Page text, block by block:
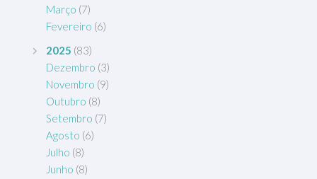
Março (7)
Fevereiro (6)
2025 (83)
Dezembro (3)
Novembro (9)
Outubro (8)
Setembro (7)
Agosto (6)
Julho (8)
Junho (8)